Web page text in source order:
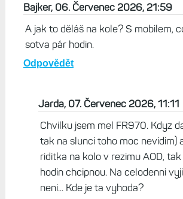
Bajker, 06. Červenec 2026, 21:59
A jak to děláš na kole? S mobilem,
sotva pár hodin.
Odpovědět
Jarda, 07. Červenec 2026, 11:11
Chvilku jsem mel FR970. Kdyz
tak na slunci toho moc nevidim)
riditka na kolo v rezimu AOD,
hodin chcipnou. Na celodenni
neni... Kde je ta vyhoda?